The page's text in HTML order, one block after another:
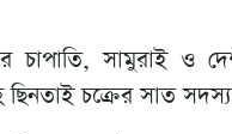
চাপাতি, সামুরাই ও
ছিনতাই চক্রের সাত